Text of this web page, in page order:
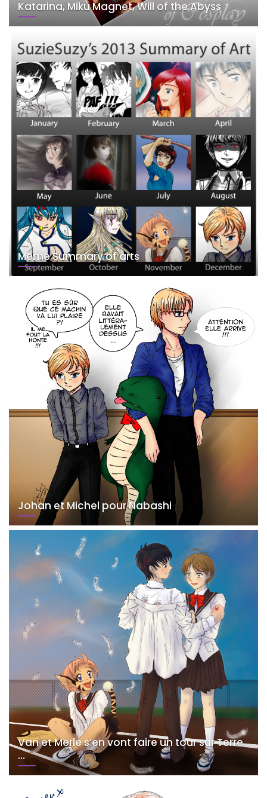
Katarina, Miku Magnet, Will of the Abyss
Meme Summary of arts
Johan et Michel pour Nabashi
Van et Merle s’en vont faire un tour sur Terre
…